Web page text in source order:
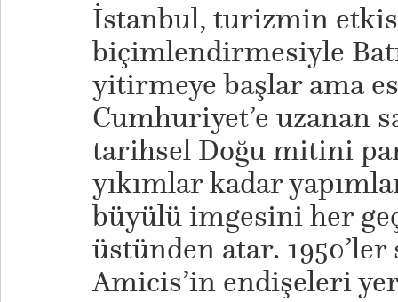
İstanbul, turizmin
biçimlendirmesiyle
yitirmeye başlar ama
Cumhuriyet’e uzanan
tarihsel Doğu mitini
yıkımlar kadar
büyülü imgesini her
üstünden atar.
Amicis’in endişeleri